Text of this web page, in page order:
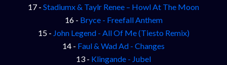
17 - Stadiumx & Taylr Renee – Howl At The Moon
16 - Bryce - Freefall Anthem
15 - John Legend - All Of Me (Tiesto Remix)
14 - Faul & Wad Ad - Changes
13 - Klingande - Jubel